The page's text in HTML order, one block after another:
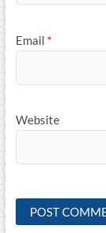
Email *
Website